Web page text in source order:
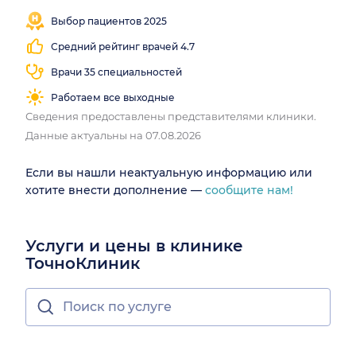
Выбор пациентов 2025
Средний рейтинг врачей 4.7
Врачи 35 специальностей
Работаем все выходные
Сведения предоставлены представителями клиники.
Данные актуальны на 07.08.2026
Если вы нашли неактуальную информацию или
хотите внести дополнение — сообщите нам!
Услуги и цены в клинике
ТочноКлиник